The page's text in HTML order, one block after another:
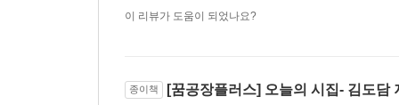
이 리뷰가 도움이 되었나요?
종이책 [꿈공장플러스] 오늘의 시집- 김도담